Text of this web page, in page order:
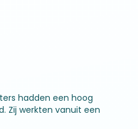
hadden een hoog
Zij werkten vanuit een
hun taak de ander te